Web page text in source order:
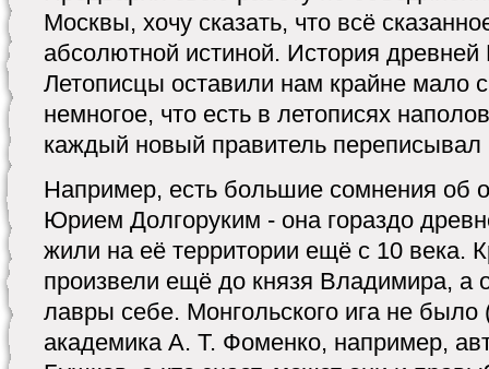
Москвы, хочу сказать, что всё
абсолютной истиной. История древней
Летописцы оставили нам крайне мало
немногое, что есть в летописях
каждый новый правитель
Например, есть большие сомнения об
Юрием Долгоруким - она гораздо
жили на её территории ещё с 10 века.
произвели ещё до князя Владимира, а
лавры себе. Монгольского ига не было
академика А. Т. Фоменко, например,